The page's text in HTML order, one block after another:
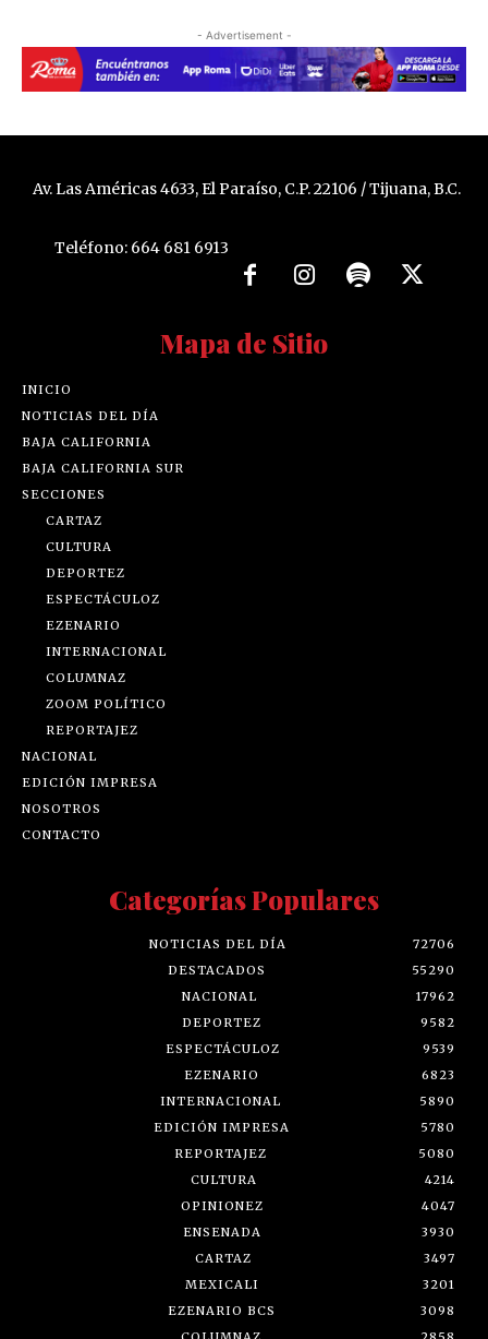
- Advertisement -
Av. Las Américas 4633, El Paraíso, C.P. 22106 / Tijuana, B.C.
Teléfono: 664 681 6913
Mapa de Sitio
INICIO
NOTICIAS DEL DÍA
BAJA CALIFORNIA
BAJA CALIFORNIA SUR
SECCIONES
CARTAZ
CULTURA
DEPORTEZ
ESPECTÁCULOZ
EZENARIO
INTERNACIONAL
COLUMNAZ
ZOOM POLÍTICO
REPORTAJEZ
NACIONAL
EDICIÓN IMPRESA
NOSOTROS
CONTACTO
Categorías Populares
NOTICIAS DEL DÍA
72706
DESTACADOS
55290
NACIONAL
17962
DEPORTEZ
9582
ESPECTÁCULOZ
9539
EZENARIO
6823
INTERNACIONAL
5890
EDICIÓN IMPRESA
5780
REPORTAJEZ
5080
CULTURA
4214
OPINIONEZ
4047
ENSENADA
3930
CARTAZ
3497
MEXICALI
3201
EZENARIO BCS
3098